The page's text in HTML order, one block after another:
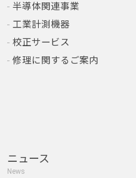
半導体関連事業
工業計測機器
校正サービス
修理に関するご案内
ニュース
News